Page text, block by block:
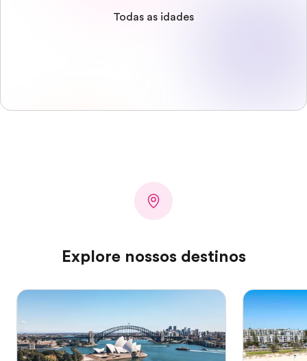
Todas as idades
Explore nossos destinos